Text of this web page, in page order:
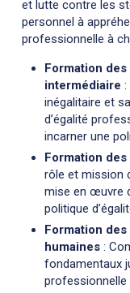
et lutte contre les
personnel à
professionnelle à
Formation
intermédiaire :
inégalitaire et
d’égalité
incarner une
Formation
rôle et mission
mise en œuvre
politique
Formation
humaines :
fondamentaux
professionnelle